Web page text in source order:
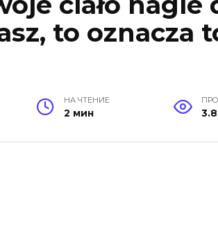
to oznacza
НА ЧТЕНИЕ
2 мин